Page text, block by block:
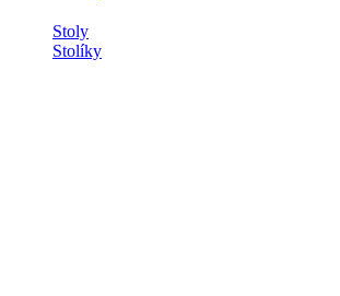
Stoly
Stolíky